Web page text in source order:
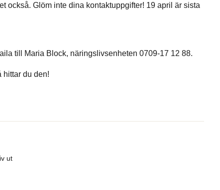
också. Glöm inte dina kontaktuppgifter! 19 april är sista
till Maria Block, näringslivsenheten 0709-17 12 88.
hittar du den!
ut